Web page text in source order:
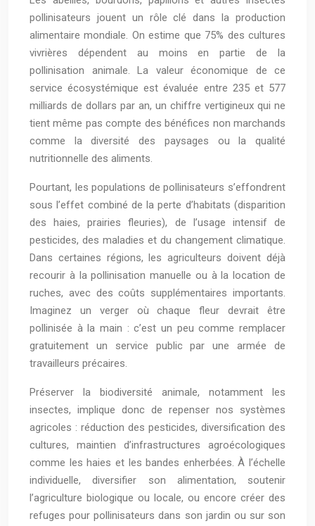
pollinisateurs jouent un rôle clé dans la production
alimentaire mondiale. On estime que 75% des cultures
vivrières dépendent au moins en partie de la
pollinisation animale. La valeur économique de ce
service écosystémique est évaluée entre 235 et 577
milliards de dollars par an, un chiffre vertigineux qui ne
tient même pas compte des bénéfices non marchands
comme la diversité des paysages ou la qualité
nutritionnelle des aliments.
Pourtant, les populations de pollinisateurs s’effondrent
sous l’effet combiné de la perte d’habitats (disparition
des haies, prairies fleuries), de l’usage intensif de
pesticides, des maladies et du changement climatique.
Dans certaines régions, les agriculteurs doivent déjà
recourir à la pollinisation manuelle ou à la location de
ruches, avec des coûts supplémentaires importants.
Imaginez un verger où chaque fleur devrait être
pollinisée à la main : c’est un peu comme remplacer
gratuitement un service public par une armée de
travailleurs précaires.
Préserver la biodiversité animale, notamment les
insectes, implique donc de repenser nos systèmes
agricoles : réduction des pesticides, diversification des
cultures, maintien d’infrastructures agroécologiques
comme les haies et les bandes enherbées. À l’échelle
individuelle, diversifier son alimentation, soutenir
l’agriculture biologique ou locale, ou encore créer des
refuges pour pollinisateurs dans son jardin ou sur son